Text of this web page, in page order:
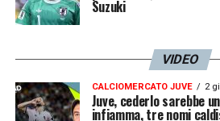
Suzuki
VIDEO
CALCIOMERCATO JUVE 2
Juve, cederlo sarebbe
infiamma, tre nomi